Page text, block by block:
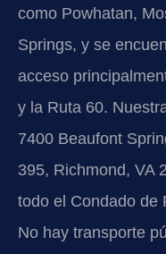
como Powhatan,
Springs, y se
acceso
y la Ruta 60.
7400 Beaufont
395, Richmond, VA
todo el Condado de
No hay transporte